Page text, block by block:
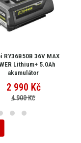
RY36B50B 36V MAX
Lithium+ 5.0Ah
akumulátor
2 990 Kč
4 900 Kč